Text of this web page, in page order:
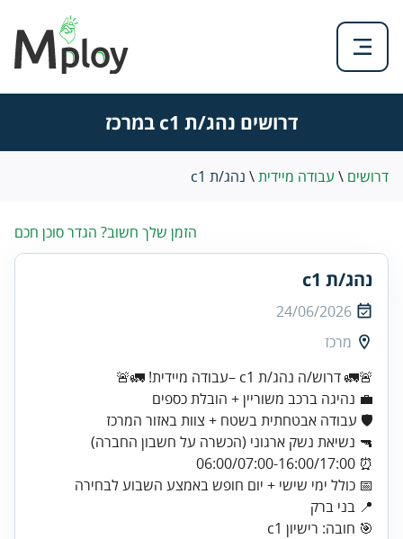
דרושים נהג/ת c1 במרכז
דרושים \ עבודה מיידית\ נהג/ת c1
הזמן שלך חשוב? הגדר סוכן חכם
נהג/ת c1
24/06/2026
מרכז
🚨🚛 דרוש/ה נהג/ת c1 –עבודה מיידית! 🚛🚨